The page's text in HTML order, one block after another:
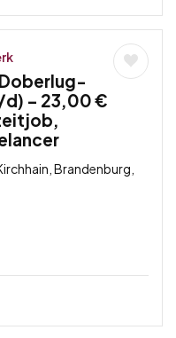
– 23,00 €
Brandenburg,